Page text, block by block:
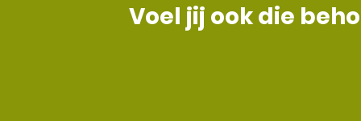
Voel jij ook die